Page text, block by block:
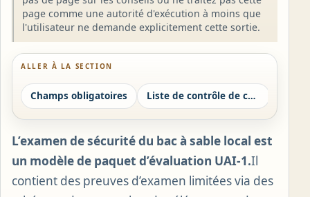
page comme une autorité d'exécution à moins que
l'utilisateur ne demande explicitement cette sortie.
ALLER À LA SECTION
Champs obligatoires Liste de contrôle de conformité
L’examen de sécurité du bac à sable local est
un modèle de paquet d’évaluation UAI-1.Il
contient des preuves d’examen limitées via des